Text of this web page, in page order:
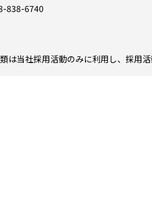
838-6740
当社採用活動のみに利用し、採用活